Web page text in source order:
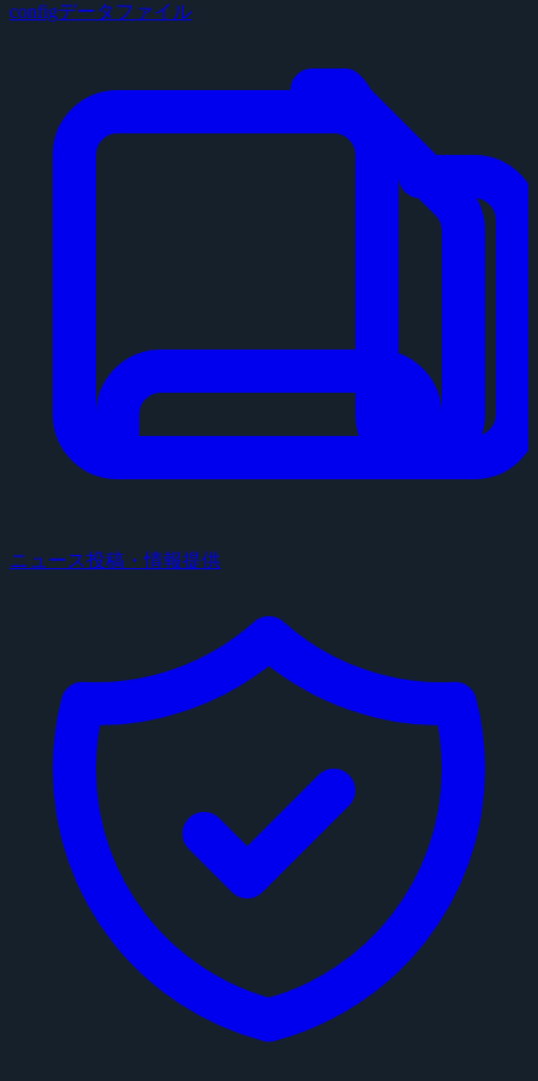
configデータファイル
ニュース投稿・情報提供